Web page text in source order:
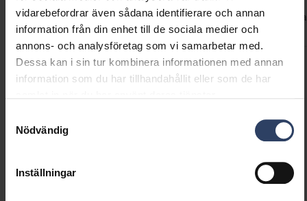
vidarebefordrar även sådana identifierare och annan
information från din enhet till de sociala medier och
annons- och analysföretag som vi samarbetar med.
Dessa kan i sin tur kombinera informationen med annan
information som du har tillhandahållit eller som de har
Nödvändig
Inställningar
Koder Nedladdningar Teknisk information
Produktkoder
GTIN
6435200313843